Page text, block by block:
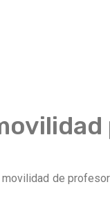
de